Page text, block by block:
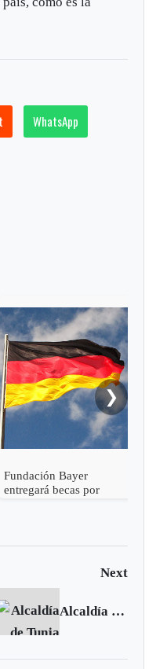
WhatsApp
Fundación Bayer
entregará becas por
❯
Next
Alcaldía de Tunja asegura que se han invertido $400 millones en vías del barrio Asís